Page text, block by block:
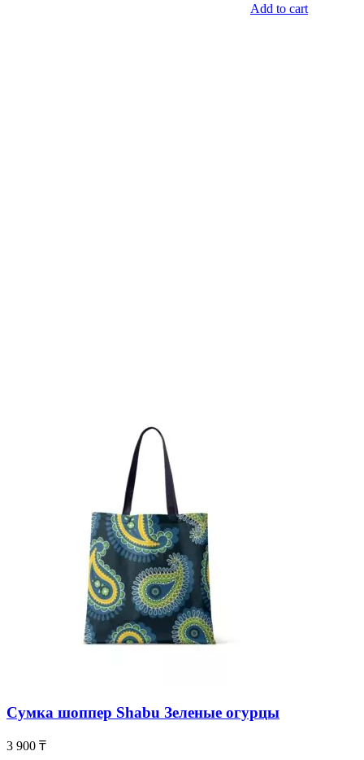
Add to cart
Сумка шоппер Shabu Зеленые огурцы
3 900 ₸